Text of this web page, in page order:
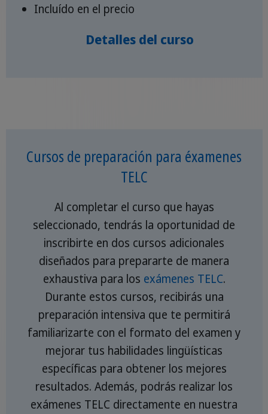
Incluído en el precio
Detalles del curso
Cursos de preparación para éxamenes
TELC
Al completar el curso que hayas
seleccionado, tendrás la oportunidad de
inscribirte en dos cursos adicionales
diseñados para prepararte de manera
exhaustiva para los exámenes TELC.
Durante estos cursos, recibirás una
preparación intensiva que te permitirá
familiarizarte con el formato del examen y
mejorar tus habilidades lingüísticas
específicas para obtener los mejores
resultados. Además, podrás realizar los
exámenes TELC directamente en nuestra